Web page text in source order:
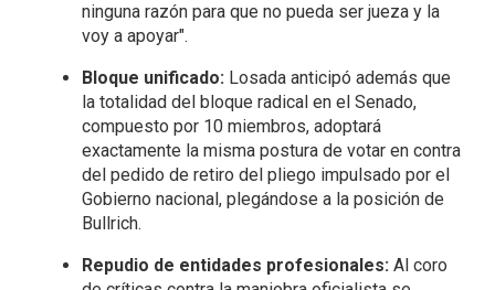
ninguna razón para que no pueda ser jueza y la
voy a apoyar".
Bloque unificado:Losada anticipó además que
la totalidad del bloque radical en el Senado,
compuesto por 10 miembros, adoptará
exactamente la misma postura de votar en contra
del pedido de retiro del pliego impulsado por el
Gobierno nacional, plegándose a la posición de
Bullrich.
Repudio de entidades profesionales:Al coro